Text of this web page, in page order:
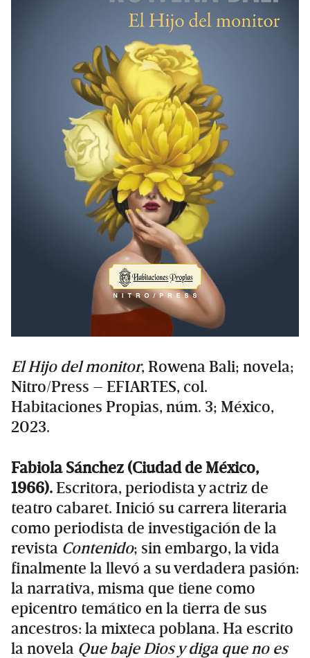
El Hijo del monitor, Rowena Bali; novela;
Nitro/Press – EFIARTES, col.
Habitaciones Propias, núm. 3; México,
2023.
Fabiola Sánchez (Ciudad de México,
1966). Escritora, periodista y actriz de
teatro cabaret. Inició su carrera literaria
como periodista de investigación de la
revista Contenido; sin embargo, la vida
finalmente la llevó a su verdadera pasión:
la narrativa, misma que tiene como
epicentro temático en la tierra de sus
ancestros: la mixteca poblana. Ha escrito
la novela Que baje Dios y diga que no es